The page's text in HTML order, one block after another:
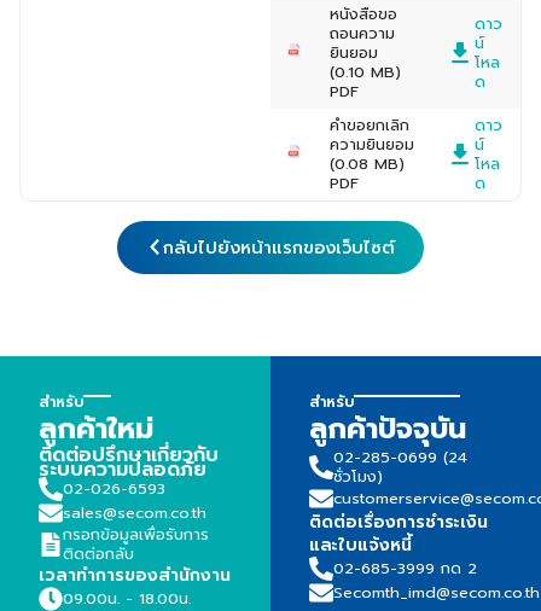
หนังสือขอ
ถอนความ
ยินยอม
(0.10 MB)
PDF
ดาว
น์
โหล
ด
คำขอยกเลิก
ความยินยอม
(0.08 MB)
PDF
ดาว
น์
โหล
ด
กลับไปยังหน้าแรกของเว็บไซต์
สำหรับ
ลูกค้าใหม่
ติดต่อปรึกษาเกี่ยวกับ
ระบบความปลอดภัย
02-026-6593
sales@secom.co.th
กรอกข้อมูลเพื่อรับการ
ติดต่อกลับ
เวลาทำการของสำนักงาน
09.00น. - 18.00น.
สำหรับ
ลูกค้าปัจจุบัน
02-285-0699 (24
ชั่วโมง)
ติดต่อเรื่องการชำระเงิน
และใบแจ้งหนี้
02-685-3999 กด 2
Secomth_imd@secom.co.th